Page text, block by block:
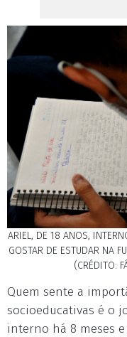
ARIEL, DE 18 ANOS,
GOSTAR DE ESTUDAR NA
(CRÉDITO:
Quem sente a
socioeducativas é o
interno há 8 meses